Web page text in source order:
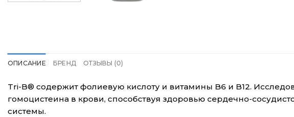
ОПИСАНИЕ БРЕНД ОТЗЫВЫ (0)
Tri-B® содержит фолиевую кислоту и витамины B6 и B12.
гомоцистеина в крови, способствуя здоровью сердечно-
системы.